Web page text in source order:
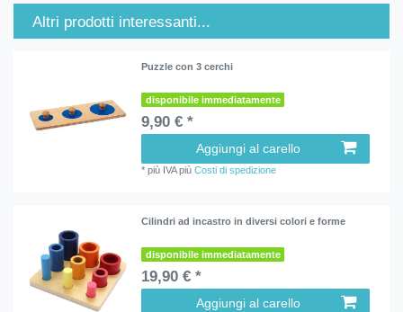
Altri prodotti interessanti...
Puzzle con 3 cerchi
disponibile immediatamente
9,90 € *
Aggiungi al carello
*più IVApiùCosti di spedizione
Cilindri ad incastro in diversi colori e forme
disponibile immediatamente
19,90 € *
Aggiungi al carello